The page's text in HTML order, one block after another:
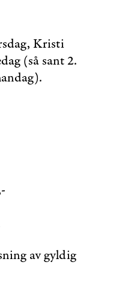
Kristi
(så sant 2.
av gyldig